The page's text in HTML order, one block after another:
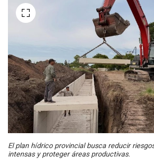
El plan hídrico provincial busca reducir
intensas y proteger áreas productivas.